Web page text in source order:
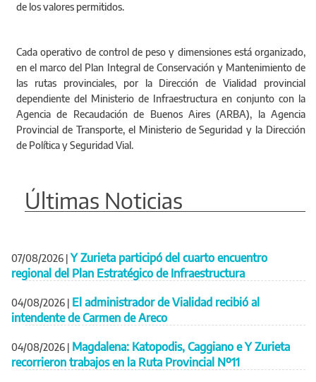
de los valores permitidos.
Cada operativo de control de peso y dimensiones está organizado,
en el marco del Plan Integral de Conservación y Mantenimiento de
las rutas provinciales, por la Dirección de Vialidad provincial
dependiente del Ministerio de Infraestructura en conjunto con la
Agencia de Recaudación de Buenos Aires (ARBA), la Agencia
Provincial de Transporte, el Ministerio de Seguridad y la Dirección
de Política y Seguridad Vial.
Últimas Noticias
07/08/2026 | Y Zurieta participó del cuarto encuentro
regional del Plan Estratégico de Infraestructura
04/08/2026 | El administrador de Vialidad recibió al
intendente de Carmen de Areco
04/08/2026 | Magdalena: Katopodis, Caggiano e Y Zurieta
recorrieron trabajos en la Ruta Provincial Nº11